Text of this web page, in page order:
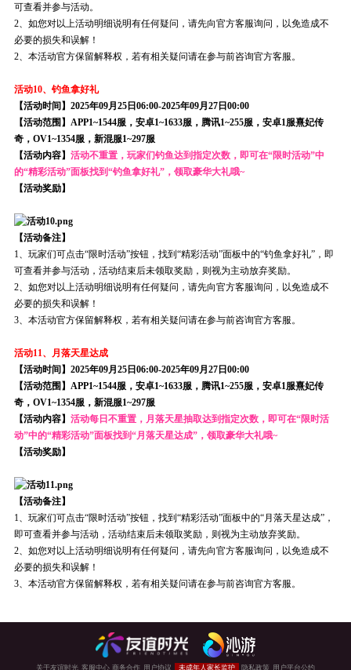
可查看并参与活动。
2、如您对以上活动明细说明有任何疑问，请先向官方客服询问，以免造成不
必要的损失和误解！
2、本活动官方保留解释权，若有相关疑问请在参与前咨询官方客服。
活动10、钓鱼拿好礼
【活动时间】2025年09月25日06:00-2025年09月27日00:00
【活动范围】APP1~1544服，安卓1~1633服，腾讯1~255服，安卓1服熹妃传
奇，OV1~1354服，新混服1~297服
【活动内容】 活动不重置，玩家们钓鱼达到指定次数，即可在“限时活动”中
的“精彩活动”面板找到“钓鱼拿好礼”，领取豪华大礼哦~
【活动奖励】
【活动备注】
1、玩家们可点击“限时活动”按钮，找到“精彩活动”面板中的“钓鱼拿好礼”，即
可查看并参与活动，活动结束后未领取奖励，则视为主动放弃奖励。
2、如您对以上活动明细说明有任何疑问，请先向官方客服询问，以免造成不
必要的损失和误解！
3、本活动官方保留解释权，若有相关疑问请在参与前咨询官方客服。
活动11、月落天星达成
【活动时间】2025年09月25日06:00-2025年09月27日00:00
【活动范围】APP1~1544服，安卓1~1633服，腾讯1~255服，安卓1服熹妃传
奇，OV1~1354服，新混服1~297服
【活动内容】 活动每日不重置，月落天星抽取达到指定次数，即可在“限时活
动”中的“精彩活动”面板找到“月落天星达成”，领取豪华大礼哦~
【活动奖励】
【活动备注】
1、玩家们可点击“限时活动”按钮，找到“精彩活动”面板中的“月落天星达成”，
即可查看并参与活动，活动结束后未领取奖励，则视为主动放弃奖励。
2、如您对以上活动明细说明有任何疑问，请先向官方客服询问，以免造成不
必要的损失和误解！
3、本活动官方保留解释权，若有相关疑问请在参与前咨询官方客服。
关于友谊时光 客服中心 商务合作 用户协议 未成年人家长监护 隐私政策 用户平台公约